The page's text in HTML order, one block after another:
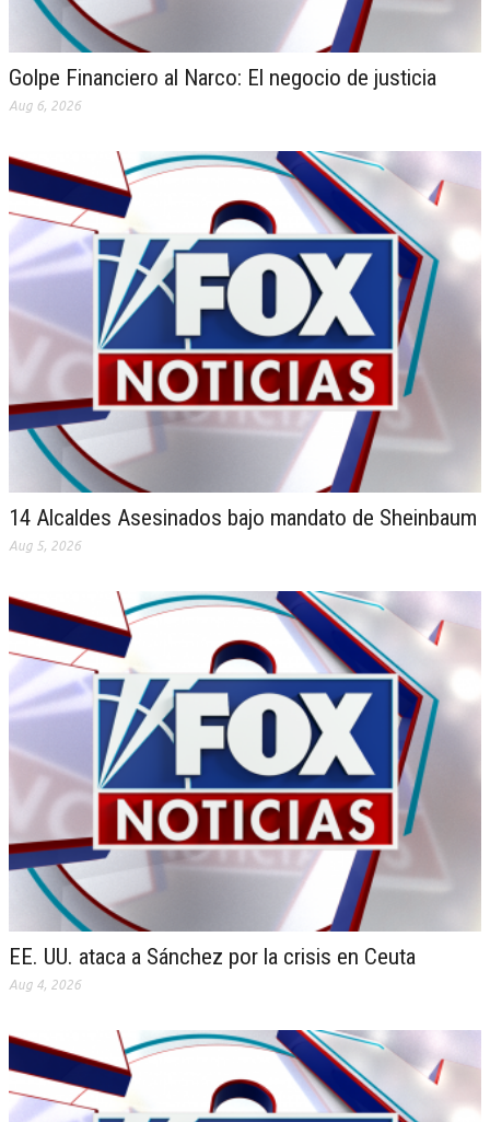
Golpe Financiero al Narco: El negocio de justicia
Aug 6, 2026
14 Alcaldes Asesinados bajo mandato de Sheinbaum
Aug 5, 2026
EE. UU. ataca a Sánchez por la crisis en Ceuta
Aug 4, 2026